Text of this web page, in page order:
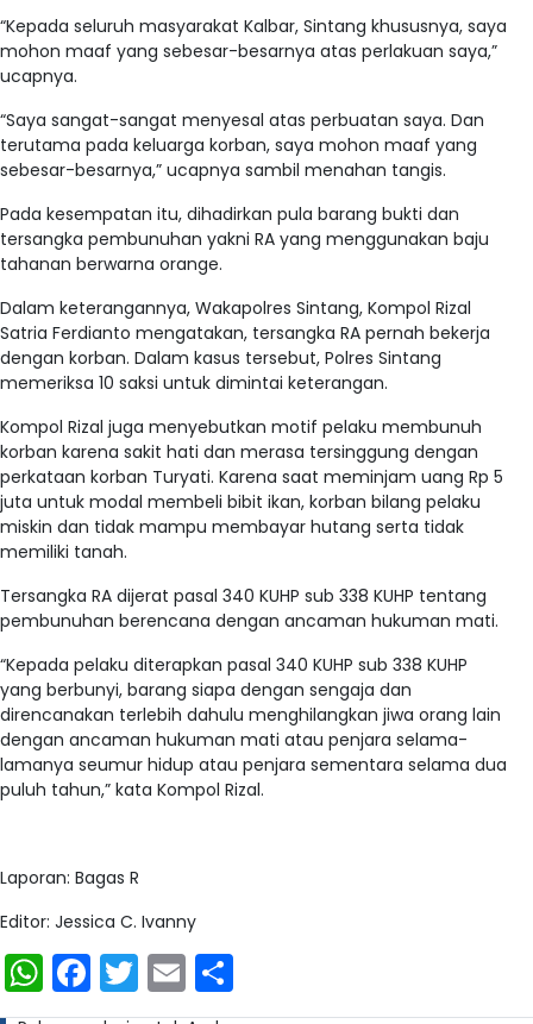
“Kepada seluruh masyarakat Kalbar, Sintang khususnya, saya
mohon maaf yang sebesar-besarnya atas perlakuan saya,”
ucapnya.
“Saya sangat-sangat menyesal atas perbuatan saya. Dan
terutama pada keluarga korban, saya mohon maaf yang
sebesar-besarnya,” ucapnya sambil menahan tangis.
Pada kesempatan itu, dihadirkan pula barang bukti dan
tersangka pembunuhan yakni RA yang menggunakan baju
tahanan berwarna orange.
Dalam keterangannya, Wakapolres Sintang, Kompol Rizal
Satria Ferdianto mengatakan, tersangka RA pernah bekerja
dengan korban. Dalam kasus tersebut, Polres Sintang
memeriksa 10 saksi untuk dimintai keterangan.
Kompol Rizal juga menyebutkan motif pelaku membunuh
korban karena sakit hati dan merasa tersinggung dengan
perkataan korban Turyati. Karena saat meminjam uang Rp 5
juta untuk modal membeli bibit ikan, korban bilang pelaku
miskin dan tidak mampu membayar hutang serta tidak
memiliki tanah.
Tersangka RA dijerat pasal 340 KUHP sub 338 KUHP tentang
pembunuhan berencana dengan ancaman hukuman mati.
“Kepada pelaku diterapkan pasal 340 KUHP sub 338 KUHP
yang berbunyi, barang siapa dengan sengaja dan
direncanakan terlebih dahulu menghilangkan jiwa orang lain
dengan ancaman hukuman mati atau penjara selama-
lamanya seumur hidup atau penjara sementara selama dua
puluh tahun,” kata Kompol Rizal.
Laporan: Bagas R
Editor: Jessica C. Ivanny
WhatsApp
Facebook
Twitter
Email